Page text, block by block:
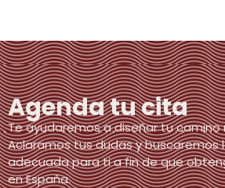
Agenda tu cita
Te ayudaremos a diseñar tu camino
Aclaramos tus dudas y buscaremos
adecuada para ti a fin de que
en España.